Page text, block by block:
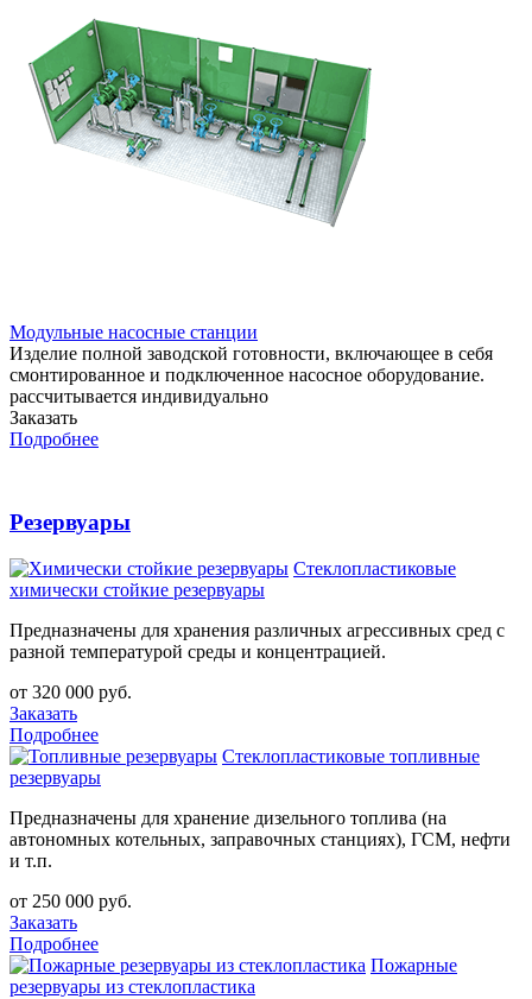
Модульные насосные станции
Изделие полной заводской готовности, включающее в себя
смонтированное и подключенное насосное оборудование.
рассчитывается индивидуально
Заказать
Подробнее
Резервуары
Стеклопластиковые
xимически стойкие резервуары
Предназначены для хранения различных агрессивных сред с
разной температурой среды и концентрацией.
от 320 000 руб.
Заказать
Подробнее
Стеклопластиковые топливные
резервуары
Предназначены для хранение дизельного топлива (на
автономных котельных, заправочных станциях), ГСМ, нефти
и т.п.
от 250 000 руб.
Заказать
Подробнее
Пожарные
резервуары из стеклопластика